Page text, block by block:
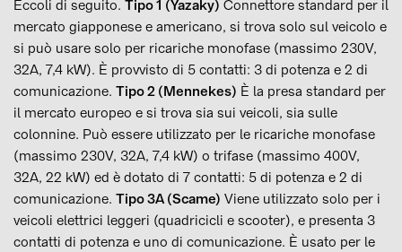
Eccoli di seguito. Tipo 1 (Yazaky) Connettore standard per il
mercato giapponese e americano, si trova solo sul veicolo e
si può usare solo per ricariche monofase (massimo 230V,
32A, 7,4 kW). È provvisto di 5 contatti: 3 di potenza e 2 di
comunicazione. Tipo 2 (Mennekes) È la presa standard per
il mercato europeo e si trova sia sui veicoli, sia sulle
colonnine. Può essere utilizzato per le ricariche monofase
(massimo 230V, 32A, 7,4 kW) o trifase (massimo 400V,
32A, 22 kW) ed è dotato di 7 contatti: 5 di potenza e 2 di
comunicazione. Tipo 3A (Scame) Viene utilizzato solo per i
veicoli elettrici leggeri (quadricicli e scooter), e presenta 3
contatti di potenza e uno di comunicazione. È usato per le